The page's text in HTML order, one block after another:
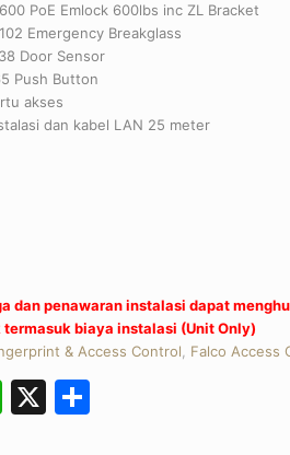
PoE Emlock 600lbs inc ZL Bracket
Emergency Breakglass
Door Sensor
Push Button
akses
dan kabel LAN 25 meter
dan penawaran instalasi dapat
termasuk biaya instalasi (Unit Only)
& Access Control Falco Access
WhatsApp
X